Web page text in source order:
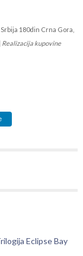
180din Crna Gora,
Realizacija kupovine
Eclipse Bay